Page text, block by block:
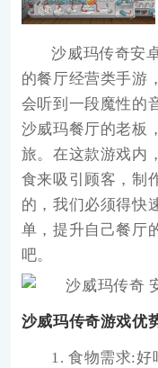
沙威玛传奇安
的餐厅经营类手游
会听到一段魔性的
沙威玛餐厅的老板
旅。在这款游戏内
食来吸引顾客，制
的，我们必须得快
单，提升自己餐厅
吧。
沙威玛传奇游戏优
1. 食物需求:好